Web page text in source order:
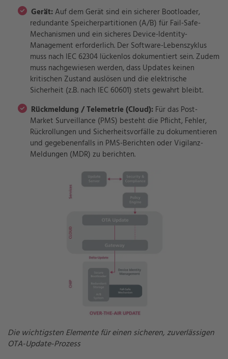
Gerät:Auf dem Gerät sind ein sicherer Bootloader,
redundante Speicherpartitionen (A/B) für Fail-Safe-
Mechanismen und ein sicheres Device-Identity-
Management erforderlich. Der Software-Lebenszyklus
muss nach IEC 62304 lückenlos dokumentiert sein. Zudem
muss nachgewiesen werden, dass Updates keinen
kritischen Zustand auslösen und die elektrische
Sicherheit (z.B. nach IEC 60601) stets gewahrt bleibt.
Rückmeldung / Telemetrie (Cloud): Für das Post-
Market Surveillance (PMS) besteht die Pflicht, Fehler,
Rückrollungen und Sicherheitsvorfälle zu dokumentieren
und gegebenenfalls in PMS-Berichten oder Vigilanz-
Meldungen (MDR) zu berichten.
Die wichtigsten Elemente für einen sicheren, zuverlässigen
OTA-Update-Prozess